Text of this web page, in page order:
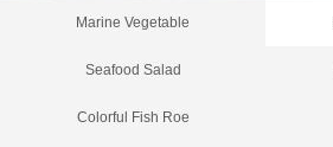
Marine Vegetable
Seafood Salad
Colorful Fish Roe